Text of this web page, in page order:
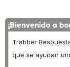
¡Bienvenido a
Trabber
que se ayudan